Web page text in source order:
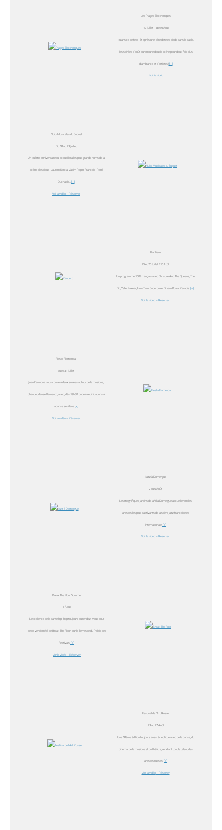
Les Plages Electroniques
17 Juillet – 8 et 9 Août
10 ans ça se fête ! Et après une 1ère date les pieds dans le sable,
les soirées d’août auront une double scène pour deux fois plus
d’ambiance et d’artistes ![+]
Voir la vidéo
Nuits Musicales du Suquet
Du 18 au 23 Juillet
Un 40ème anniversaire qui accueillera les plus grands noms de la
scène classique : Laurent Korcia, Vadim Repin, François-René
Duchable…[+]
Voir la vidéo– Réserver
Pantiero
25 et 26 Juillet / 16 Août
Un programme 100% français avec Christine And The Queens, The
Do, Yelle, Fakear, Holy Two, Superpoze, Dream Koala, Paradis.[+]
Voir la vidéo– Réserver
Fiesta Flamenca
30 et 31 Juillet
Juan Carmona vous convie à deux soirées autour de la musique,
chant et danse flamenco, avec, dès 19h30, bodega et initiations à
la danse sévillane[+]
Voir la vidéo – Réserver
Jazz à Domergue
2 au 5 Août
Les magnifiques jardins de la Villa Domergue accueilleront les
artistes les plus captivants de la scène jazz française et
internationale.[+]
Voir la vidéo– Réserver
Break The Floor Summer
6 Août
L’excellence de la danse hip-hop toujours au rendez-vous pour
cette version été de Break The Floor, sur la Terrasse du Palais des
Festivals.[+]
Voir la vidéo– Réserver
Festival de l’Art Russe
23 au 27 Août
Une 18ème édition toujours aussi éclectique avec de la danse, du
cinéma, de la musique et du théâtre, reflétant tout le talent des
artistes russes.[+]
Voir la vidéo– Réserver